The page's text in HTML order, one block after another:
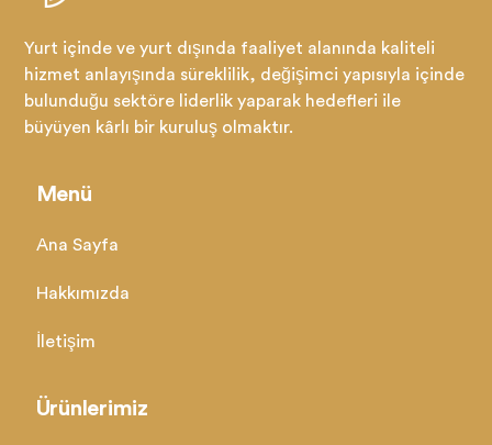
Yurt içinde ve yurt dışında faaliyet alanında kaliteli
hizmet anlayışında süreklilik, değişimci yapısıyla içinde
bulunduğu sektöre liderlik yaparak hedefleri ile
büyüyen kârlı bir kuruluş olmaktır.
Menü
Ana Sayfa
Hakkımızda
İletişim
Ürünlerimiz